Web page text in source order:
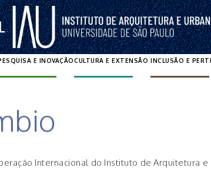
Pesquisar por:
E INOVAÇÃOCULTURA E EXTENSÃO INCLUSÃO E
Internacional do Instituto de Arquitetura e